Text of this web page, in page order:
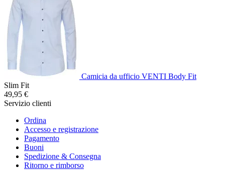
Camicia da ufficio VENTI Body Fit
Slim Fit
49,95 €
Servizio clienti
Ordina
Accesso e registrazione
Pagamento
Buoni
Spedizione & Consegna
Ritorno e rimborso